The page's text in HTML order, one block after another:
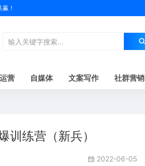
！
营 自媒体 文案写作 社群营销
练营（新兵）
2022-06-05